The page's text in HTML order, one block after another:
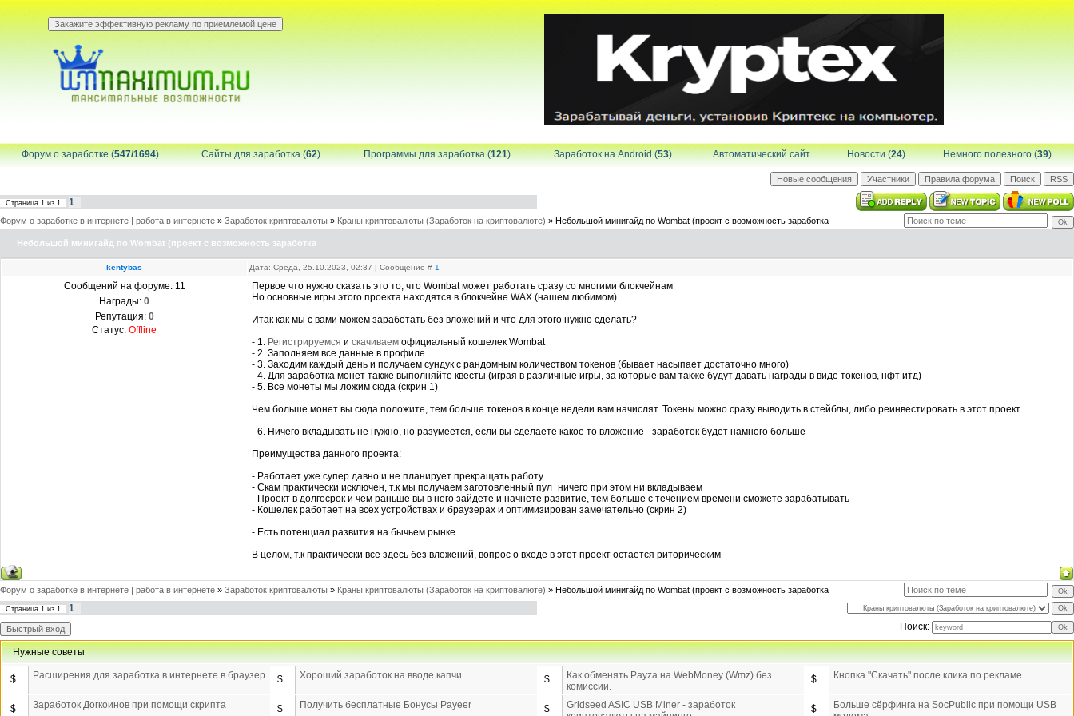
Форум о заработке (547/1694) Сайты для заработка (62) Программы для заработка (121) Заработок на Android (53) Автоматический сайт Новости (24) Немного полезного (39)
Страница 1 из 1 1
Форум о заработке в интернете | работа в интернете » Заработок криптовалюты » Краны криптовалюты (Заработок на криптовалюте) » Небольшой минигайд по Wombat (проект с возможность заработка
Небольшой минигайд по Wombat (проект с возможность заработка
kentybas Дата: Среда, 25.10.2023, 02:37 | Сообщение # 1
Сообщений на форуме: 11
Награды: 0
Репутация: 0
Статус: Offline
Первое что нужно сказать это то, что Wombat может работать сразу со многими блокчейнам
Но основные игры этого проекта находятся в блокчейне WAX (нашем любимом)
Итак как мы с вами можем заработать без вложений и что для этого нужно сделать?
- 1. Регистрируемся и скачиваем официальный кошелек Wombat
- 2. Заполняем все данные в профиле
- 3. Заходим каждый день и получаем сундук с рандомным количеством токенов (бывает насыпает достаточно много)
- 4. Для заработка монет также выполняйте квесты (играя в различные игры, за которые вам также будут давать награды в виде токенов, нфт итд)
- 5. Все монеты мы ложим сюда (скрин 1)
Чем больше монет вы сюда положите, тем больше токенов в конце недели вам начислят. Токены можно сразу выводить в стейблы, либо реинвестировать в этот проект
- 6. Ничего вкладывать не нужно, но разумеется, если вы сделаете какое то вложение - заработок будет намного больше
Преимущества данного проекта:
- Работает уже супер давно и не планирует прекращать работу
- Скам практически исключен, т.к мы получаем заготовленный пул+ничего при этом ни вкладываем
- Проект в долгосрок и чем раньше вы в него зайдете и начнете развитие, тем больше с течением времени сможете зарабатывать
- Кошелек работает на всех устройствах и браузерах и оптимизирован замечательно (скрин 2)
- Есть потенциал развития на бычьем рынке
В целом, т.к практически все здесь без вложений, вопрос о входе в этот проект остается риторическим
Форум о заработке в интернете | работа в интернете » Заработок криптовалюты » Краны криптовалюты (Заработок на криптовалюте) » Небольшой минигайд по Wombat (проект с возможность заработка
Страница 1 из 1
1
Поиск:
Нужные советы
$ Расширения для заработка в интернете в браузер $ Хороший заработок на вводе капчи $
Как обменять Payza на WebMoney (Wmz) без
комиссии.
$ Кнопка "Скачать" после клика по рекламе
$ Заработок Догкоинов при помощи скрипта $ Получить бесплатные Бонусы Payeer $
Gridseed ASIC USB Miner - заработок
$
Больше сёрфинга на SocPublic при помощи USB